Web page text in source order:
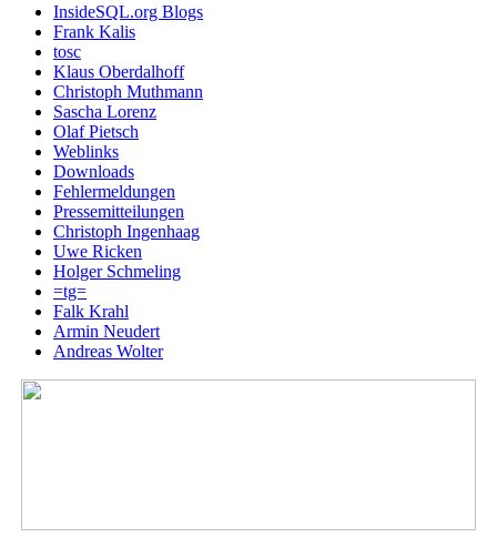
InsideSQL.org Blogs
Frank Kalis
tosc
Klaus Oberdalhoff
Christoph Muthmann
Sascha Lorenz
Olaf Pietsch
Weblinks
Downloads
Fehlermeldungen
Pressemitteilungen
Christoph Ingenhaag
Uwe Ricken
Holger Schmeling
=tg=
Falk Krahl
Armin Neudert
Andreas Wolter